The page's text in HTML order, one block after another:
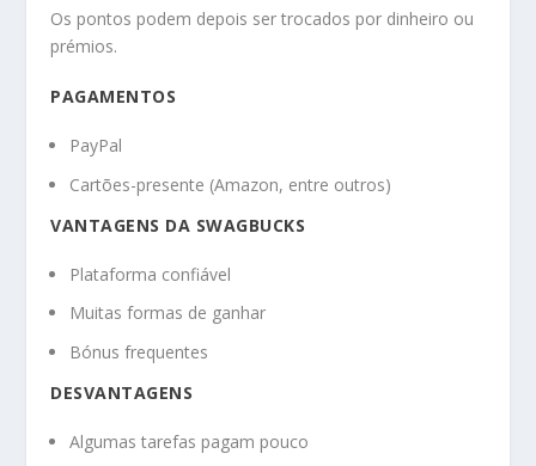
Os pontos podem depois ser trocados por dinheiro ou
prémios.
PAGAMENTOS
PayPal
Cartões-presente (Amazon, entre outros)
VANTAGENS DA SWAGBUCKS
Plataforma confiável
Muitas formas de ganhar
Bónus frequentes
DESVANTAGENS
Algumas tarefas pagam pouco